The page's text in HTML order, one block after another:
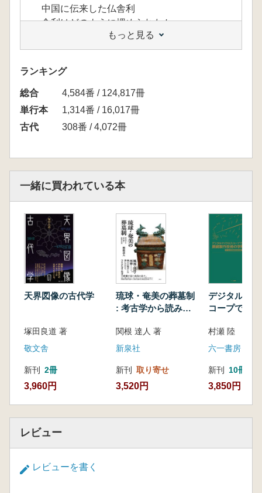
中国に伝来した仏舎利
舎利はどのように埋められたか
塔が林立する雲岡石窟の景観
北魏孝文帝と馮太后の寺塔建立
北魏洛陽永寧寺の九重塔
仏塔伝来の道
江南の仏教寺院
南朝から百済へ
法隆寺五重塔の源流をもとめて
東アジア仏塔の構造と思想―エピローグ
あとがき
参考文献
もっと見る
ランキング
総合
4,584番 / 124,817冊
単行本
1,314番 / 16,017冊
古代
308番 / 4,072冊
一緒に買われている本
天界図像の古代学
塚田良道 著
敬文舎
新刊 2冊
3,960円
琉球・奄美の葬墓制
: 考古学から読み解
関根 達人 著
新泉社
新刊 取り寄せ
3,520円
デジタルマ
コープで可
的研究 :附
蔵鏡図録総
村瀬 陸 著
六一書房
新刊 10冊以上
3,850円
レビュー
レビューを書く